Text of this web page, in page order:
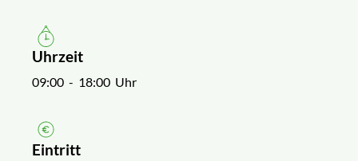
Uhrzeit
09:00 - 18:00 Uhr
Eintritt